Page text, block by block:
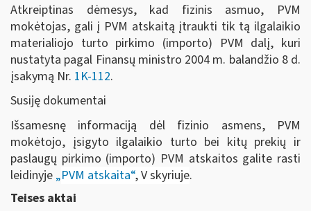
Atkreiptinas dėmesys, kad fizinis asmuo, PVM
mokėtojas, gali į PVM atskaitą įtraukti tik tą ilgalaikio
materialiojo turto pirkimo (importo) PVM dalį, kuri
nustatyta pagal Finansų ministro 2004 m. balandžio 8 d.
įsakymą Nr. 1K-112.
Susiję dokumentai
Išsamesnę informaciją dėl fizinio asmens, PVM
mokėtojo, įsigyto ilgalaikio turto bei kitų prekių ir
paslaugų pirkimo (importo) PVM atskaitos galite rasti
leidinyje „PVM atskaita“, V skyriuje.
Teises aktai